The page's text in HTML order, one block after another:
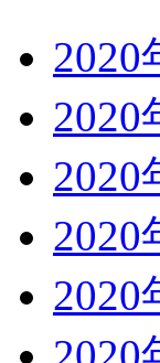
2020
2020
2020
2020
2020